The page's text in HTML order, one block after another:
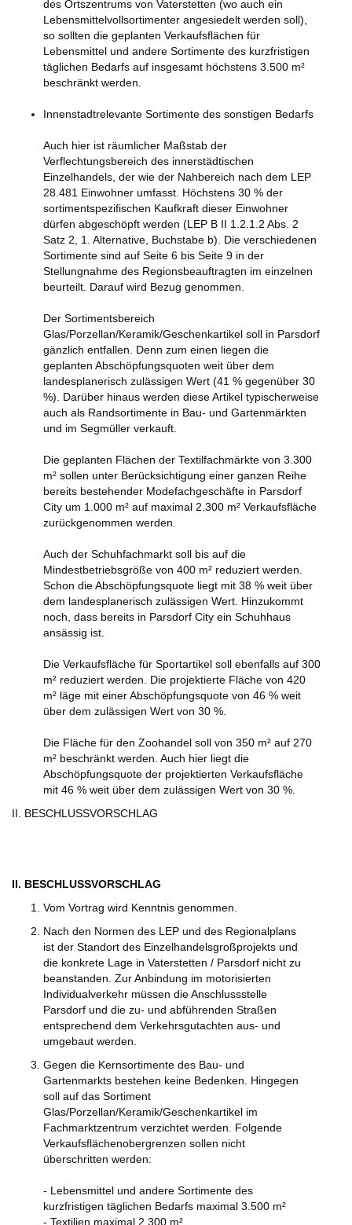
des Ortszentrums von Vaterstetten (wo auch ein
Lebensmittelvollsortimenter angesiedelt werden soll),
so sollten die geplanten Verkaufsflächen für
Lebensmittel und andere Sortimente des kurzfristigen
täglichen Bedarfs auf insgesamt höchstens 3.500 m²
beschränkt werden.
Innenstadtrelevante Sortimente des sonstigen Bedarfs
Auch hier ist räumlicher Maßstab der
Verflechtungsbereich des innerstädtischen
Einzelhandels, der wie der Nahbereich nach dem LEP
28.481 Einwohner umfasst. Höchstens 30 % der
sortimentspezifischen Kaufkraft dieser Einwohner
dürfen abgeschöpft werden (LEP B II 1.2.1.2 Abs. 2
Satz 2, 1. Alternative, Buchstabe b). Die verschiedenen
Sortimente sind auf Seite 6 bis Seite 9 in der
Stellungnahme des Regionsbeauftragten im einzelnen
beurteilt. Darauf wird Bezug genommen.
Der Sortimentsbereich
Glas/Porzellan/Keramik/Geschenkartikel soll in Parsdorf
gänzlich entfallen. Denn zum einen liegen die
geplanten Abschöpfungsquoten weit über dem
landesplanerisch zulässigen Wert (41 % gegenüber 30
%). Darüber hinaus werden diese Artikel typischerweise
auch als Randsortimente in Bau- und Gartenmärkten
und im Segmüller verkauft.
Die geplanten Flächen der Textilfachmärkte von 3.300
m² sollen unter Berücksichtigung einer ganzen Reihe
bereits bestehender Modefachgeschäfte in Parsdorf
City um 1.000 m² auf maximal 2.300 m² Verkaufsfläche
zurückgenommen werden.
Auch der Schuhfachmarkt soll bis auf die
Mindestbetriebsgröße von 400 m² reduziert werden.
Schon die Abschöpfungsquote liegt mit 38 % weit über
dem landesplanerisch zulässigen Wert. Hinzukommt
noch, dass bereits in Parsdorf City ein Schuhhaus
ansässig ist.
Die Verkaufsfläche für Sportartikel soll ebenfalls auf 300
m² reduziert werden. Die projektierte Fläche von 420
m² läge mit einer Abschöpfungsquote von 46 % weit
über dem zulässigen Wert von 30 %.
Die Fläche für den Zoohandel soll von 350 m² auf 270
m² beschränkt werden. Auch hier liegt die
Abschöpfungsquote der projektierten Verkaufsfläche
mit 46 % weit über dem zulässigen Wert von 30 %.
II. BESCHLUSSVORSCHLAG
II. BESCHLUSSVORSCHLAG
Vom Vortrag wird Kenntnis genommen.
Nach den Normen des LEP und des Regionalplans
ist der Standort des Einzelhandelsgroßprojekts und
die konkrete Lage in Vaterstetten / Parsdorf nicht zu
beanstanden. Zur Anbindung im motorisierten
Individualverkehr müssen die Anschlussstelle
Parsdorf und die zu- und abführenden Straßen
entsprechend dem Verkehrsgutachten aus- und
umgebaut werden.
Gegen die Kernsortimente des Bau- und
Gartenmarkts bestehen keine Bedenken. Hingegen
soll auf das Sortiment
Glas/Porzellan/Keramik/Geschenkartikel im
Fachmarktzentrum verzichtet werden. Folgende
Verkaufsflächenobergrenzen sollen nicht
überschritten werden:
- Lebensmittel und andere Sortimente des
kurzfristigen täglichen Bedarfs maximal 3.500 m²
- Textilien maximal 2.300 m²